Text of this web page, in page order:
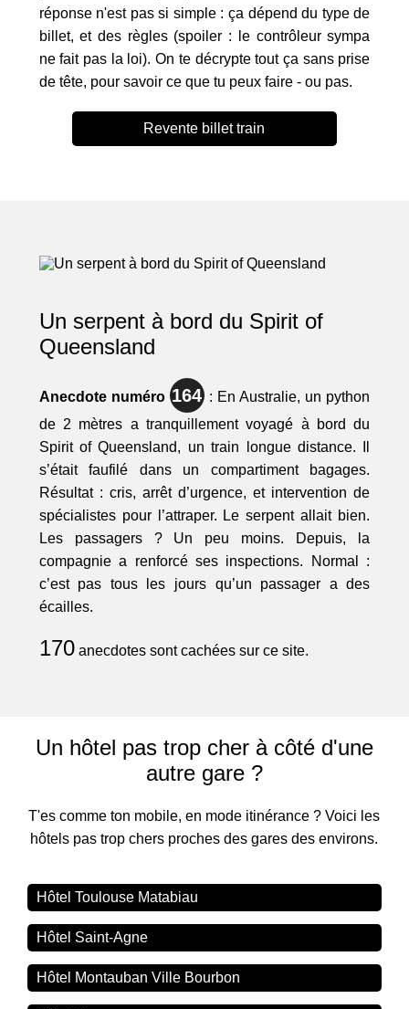
réponse n'est pas si simple : ça dépend du type de
billet, et des règles (spoiler : le contrôleur sympa
ne fait pas la loi). On te décrypte tout ça sans prise
de tête, pour savoir ce que tu peux faire - ou pas.
Revente billet train
Un serpent à bord du Spirit of
Queensland
Anecdote numéro 164: En Australie, un python
de 2 mètres a tranquillement voyagé à bord du
Spirit of Queensland, un train longue distance. Il
s’était faufilé dans un compartiment bagages.
Résultat : cris, arrêt d’urgence, et intervention de
spécialistes pour l’attraper. Le serpent allait bien.
Les passagers ? Un peu moins. Depuis, la
compagnie a renforcé ses inspections. Normal :
c’est pas tous les jours qu’un passager a des
écailles.
170anecdotes sont cachées sur ce site.
Un hôtel pas trop cher à côté d'une
autre gare ?
T'es comme ton mobile, en mode itinérance ? Voici les
hôtels pas trop chers proches des gares des environs.
Hôtel Toulouse Matabiau
Hôtel Saint-Agne
Hôtel Montauban Ville Bourbon